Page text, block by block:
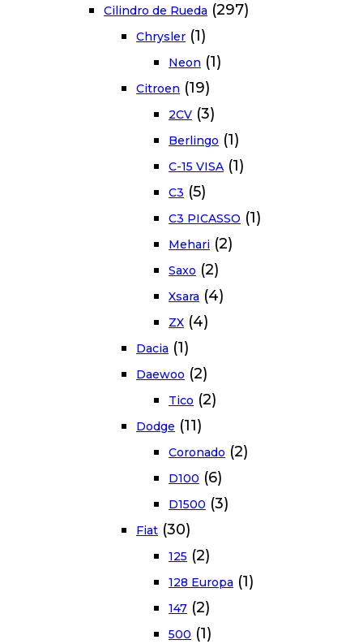
Cilindro de Rueda (297)
Chrysler (1)
Neon (1)
Citroen (19)
2CV (3)
Berlingo (1)
C-15 VISA (1)
C3 (5)
C3 PICASSO (1)
Mehari (2)
Saxo (2)
Xsara (4)
ZX (4)
Dacia (1)
Daewoo (2)
Tico (2)
Dodge (11)
Coronado (2)
D100 (6)
D1500 (3)
Fiat (30)
125 (2)
128 Europa (1)
147 (2)
500 (1)